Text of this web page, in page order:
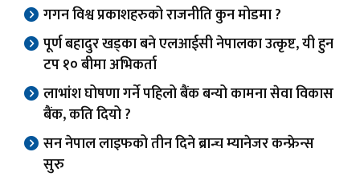
गगन विश्व प्रकाशहरुको राजनीति कुन मोडमा ?
पूर्ण बहादुर खड्का बने एलआईसी नेपालका उत्कृष्ट, यी हुन
टप १० बीमा अभिकर्ता
लाभांश घोषणा गर्ने पहिलो बैंक बन्यो कामना सेवा विकास
बैंक, कति दियो ?
सन नेपाल लाइफको तीन दिने ब्रान्च म्यानेजर कन्फ्रेन्स
सुरु